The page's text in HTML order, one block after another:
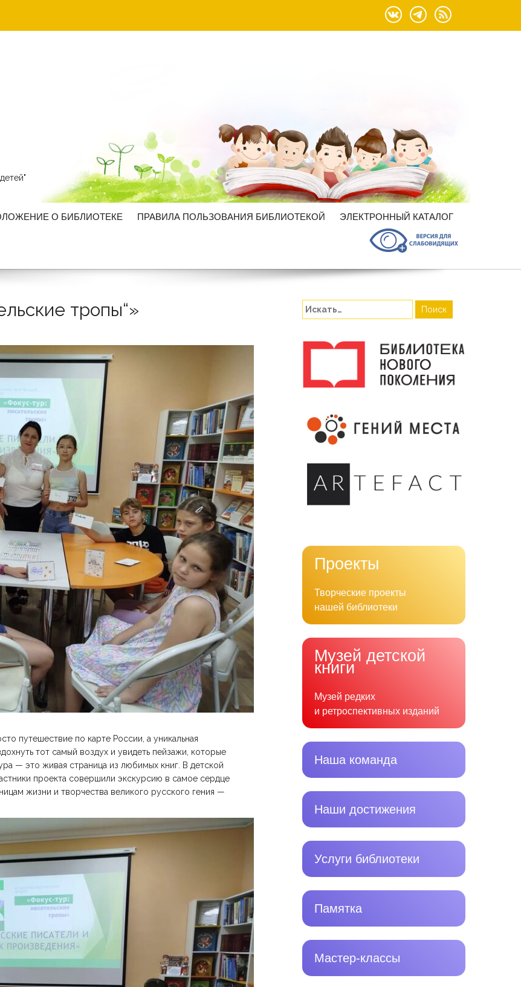
О БИБЛИОТЕКЕ ПРАВИЛА ПОЛЬЗОВАНИЯ БИБЛИОТЕКОЙ ЭЛЕКТРОННЫЙ КАТАЛОГ
тропы“»
путешествие по карте России, а уникальная
тот самый воздух и увидеть пейзажи, которые
— это живая страница из любимых книг. В детской
проекта совершили экскурсию в самое сердце
жизни и творчества великого русского гения —
Проекты
Творческие проекты
нашей библиотеки
Музей детской
книги
Музей редких
и ретроспективных изданий
Наша команда
Наши достижения
Услуги библиотеки
Памятка
Мастер-классы